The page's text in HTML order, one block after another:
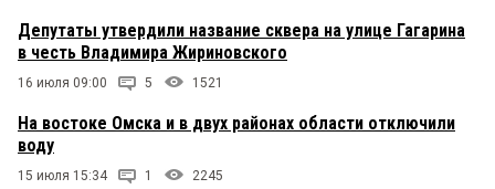
Депутаты утвердили название сквера на улице Гагарина
в честь Владимира Жириновского
16 июля 09:00 5 1521
На востоке Омска и в двух районах области отключили
воду
15 июля 15:34 1 2245